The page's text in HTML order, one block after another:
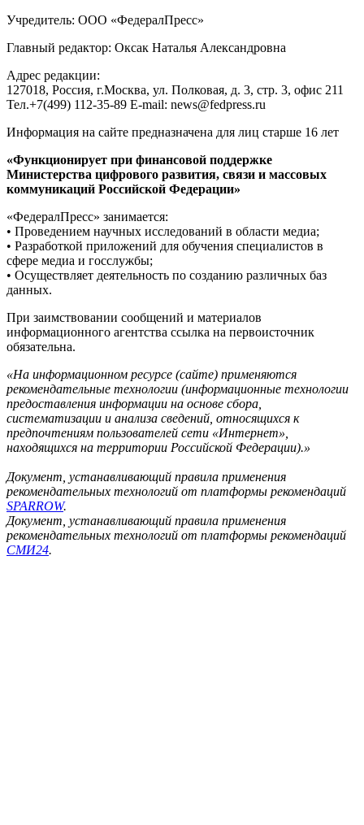
Учредитель: ООО «ФедералПресс»
Главный редактор: Оксак Наталья Александровна
Адрес редакции:
127018, Россия, г.Москва, ул. Полковая, д. 3, стр. 3, офис 211
Тел.+7(499) 112-35-89 E-mail: news@fedpress.ru
Информация на сайте предназначена для лиц старше 16 лет
«Функционирует при финансовой поддержке
Министерства цифрового развития, связи и массовых
коммуникаций Российской Федерации»
«ФедералПресс» занимается:
• Проведением научных исследований в области медиа;
• Разработкой приложений для обучения специалистов в
сфере медиа и госслужбы;
• Осуществляет деятельность по созданию различных баз
данных.
При заимствовании сообщений и материалов
информационного агентства ссылка на первоисточник
обязательна.
«На информационном ресурсе (сайте) применяются
рекомендательные технологии (информационные технологии
предоставления информации на основе сбора,
систематизации и анализа сведений, относящихся к
предпочтениям пользователей сети «Интернет»,
находящихся на территории Российской Федерации).»
Документ, устанавливающий правила применения
рекомендательных технологий от платформы рекомендаций
SPARROW.
Документ, устанавливающий правила применения
рекомендательных технологий от платформы рекомендаций
СМИ24.